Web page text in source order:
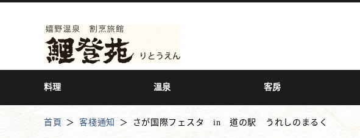
料理 溫泉 客房
首頁 客棧通知 さが国際フェスタ in 道の駅 うれしのまるく